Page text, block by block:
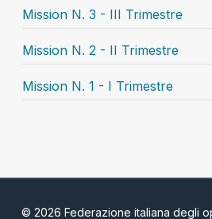
Mission N. 3 - III Trimestre
Mission N. 2 - II Trimestre
Mission N. 1 - I Trimestre
© 2026 Federazione italiana degli